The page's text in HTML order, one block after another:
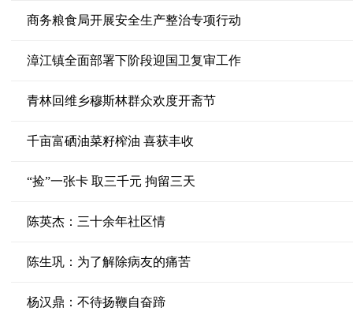
商务粮食局开展安全生产整治专项行动
漳江镇全面部署下阶段迎国卫复审工作
青林回维乡穆斯林群众欢度开斋节
千亩富硒油菜籽榨油 喜获丰收
“捡”一张卡 取三千元 拘留三天
陈英杰：三十余年社区情
陈生巩：为了解除病友的痛苦
杨汉鼎：不待扬鞭自奋蹄